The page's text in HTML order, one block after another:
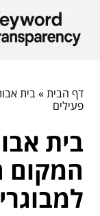
דף הבית»בית
פעילים
בית
המקום